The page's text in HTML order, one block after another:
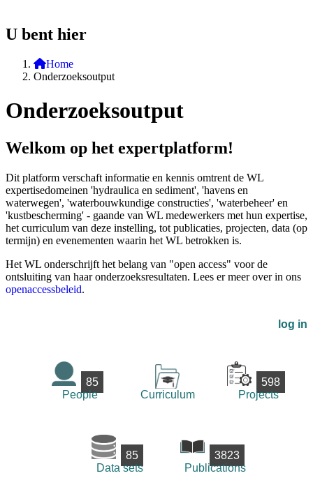
U bent hier
Home
Onderzoeksoutput
Onderzoeksoutput
Welkom op het expertplatform!
Dit platform verschaft informatie en kennis omtrent de WL
expertisedomeinen 'hydraulica en sediment', 'havens en
waterwegen', 'waterbouwkundige constructies', 'waterbeheer' en
'kustbescherming' - gaande van WL medewerkers met hun expertise,
het curriculum van deze instelling, tot publicaties, projecten, data (op
termijn) en evenementen waarin het WL betrokken is.
Het WL onderschrijft het belang van "open access" voor de
ontsluiting van haar onderzoeksresultaten. Lees er meer over in ons
openaccessbeleid.
log in
85
People
Curriculum
598
Projects
85
Data sets
3823
Publications